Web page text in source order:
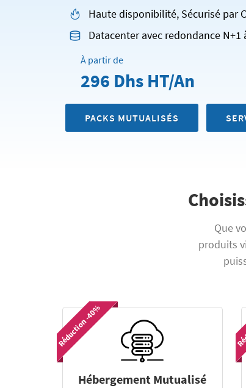
Haute disponibilité, Sécurisé par
Datacenter avec redondance N+1
À partir de
296 Dhs HT/An
PACKS MUTUALISÉS
Que
produits
Réduction -40%
Hébergement Mutualisé